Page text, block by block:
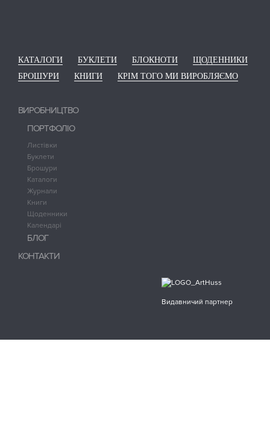
КАТАЛОГИ БУКЛЕТИ БЛОКНОТИ
ЩОДЕННИКИ
БРОШУРИ
КНИГИ КРІМ ТОГО МИ ВИРОБЛЯЄМО
ВИРОБНИЦТВО
ПОРТФОЛІО
Листівки
Буклети
Брошури
Каталоги
Журнали
Книги
Щоденники
Календарі
БЛОГ
КОНТАКТИ
Видавничий партнер